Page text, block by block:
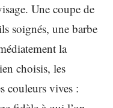
Une coupe de
soignés, une barbe
la
choisis, les
couleurs vives :